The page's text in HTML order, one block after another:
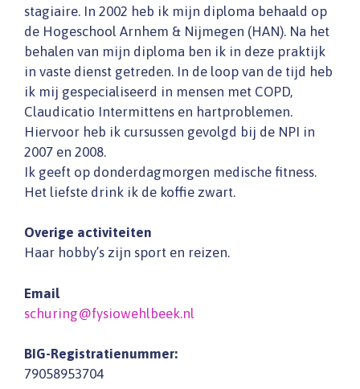
stagiaire. In 2002 heb ik mijn diploma behaald op
de Hogeschool Arnhem & Nijmegen (HAN). Na het
behalen van mijn diploma ben ik in deze praktijk
in vaste dienst getreden. In de loop van de tijd heb
ik mij gespecialiseerd in mensen met COPD,
Claudicatio Intermittens en hartproblemen.
Hiervoor heb ik cursussen gevolgd bij de NPI in
2007 en 2008.
Ik geeft op donderdagmorgen medische fitness.
Het liefste drink ik de koffie zwart.
Overige activiteiten
Haar hobby’s zijn sport en reizen.
Email
schuring@fysiowehlbeek.nl
BIG-Registratienummer:
79058953704